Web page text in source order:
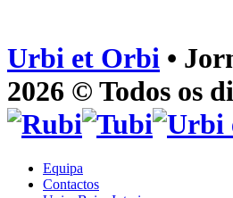
Urbi et Orbi •
2026 © Todos os
Equipa
Contactos